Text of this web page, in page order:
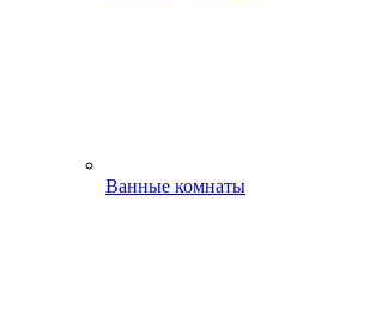
Ванные комнаты